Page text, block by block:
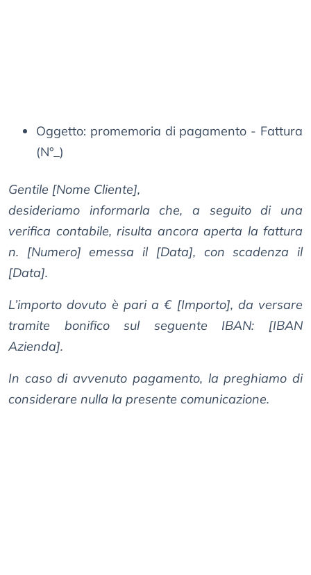
Oggetto: promemoria di pagamento - Fattura
(N°_)
Gentile [Nome Cliente],
desideriamo informarla che, a seguito di una
verifica contabile, risulta ancora aperta la fattura
n. [Numero] emessa il [Data], con scadenza il
[Data].
L’importo dovuto è pari a € [Importo], da versare
tramite bonifico sul seguente IBAN: [IBAN
Azienda].
In caso di avvenuto pagamento, la preghiamo di
considerare nulla la presente comunicazione.